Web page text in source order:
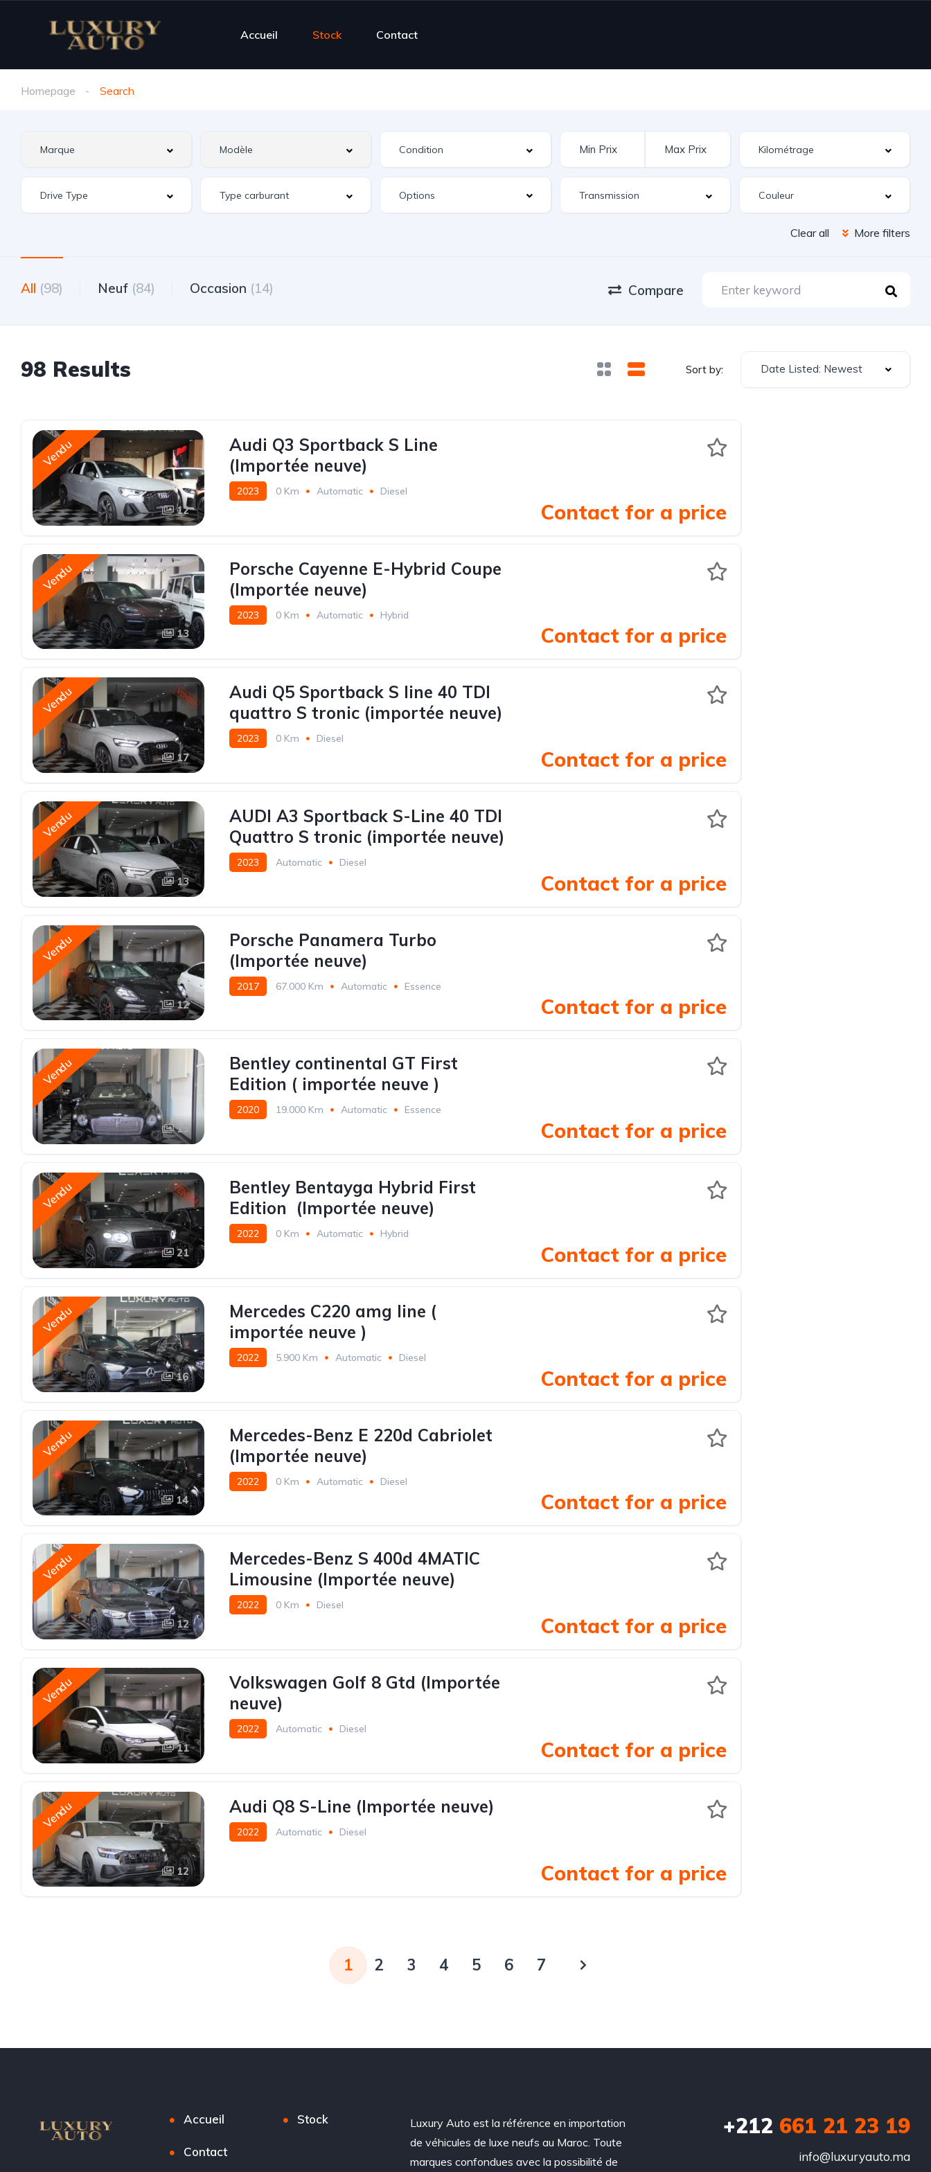
Accueil Stock Contact
Homepage Search
Options
Clear all More filters
All (98) Neuf (84) Occasion (14) Compare
98 Results Sort by: Date Listed: Newest
Vendu
12
Audi Q3 Sportback S Line
(Importée neuve)
2023 0 Km Automatic Diesel
Contact for a price
Vendu
13
Porsche Cayenne E-Hybrid Coupe
(Importée neuve)
2023 0 Km Automatic Hybrid
Contact for a price
Vendu
17
Audi Q5 Sportback S line 40 TDI
quattro S tronic (importée neuve)
2023 0 Km Diesel
Contact for a price
Vendu
13
AUDI A3 Sportback S-Line 40 TDI
Quattro S tronic (importée neuve)
2023 Automatic Diesel
Contact for a price
Vendu
12
Porsche Panamera Turbo
(Importée neuve)
2017 67.000 Km Automatic Essence
Contact for a price
Vendu
13
Bentley continental GT First
Edition ( importée neuve )
2020 19.000 Km Automatic Essence
Contact for a price
Vendu
21
Bentley Bentayga Hybrid First
Edition (Importée neuve)
2022 0 Km Automatic Hybrid
Contact for a price
Vendu
16
Mercedes C220 amg line (
importée neuve )
2022 5.900 Km Automatic Diesel
Contact for a price
Vendu
14
Mercedes-Benz E 220d Cabriolet
(Importée neuve)
2022 0 Km Automatic Diesel
Contact for a price
Vendu
12
Mercedes-Benz S 400d 4MATIC
Limousine (Importée neuve)
2022 0 Km Diesel
Contact for a price
Vendu
11
Volkswagen Golf 8 Gtd (Importée
neuve)
2022 Automatic Diesel
Contact for a price
Vendu
12
Audi Q8 S-Line (Importée neuve)
2022 Automatic Diesel
Contact for a price
1 2 3 4 5 6 7
Accueil Stock
Contact
Luxury Auto est la référence en importation
de véhicules de luxe neufs au Maroc. Toute
marques confondues avec la possibilité de
+212 ‭661 21 23 19‬
info@luxuryauto.ma